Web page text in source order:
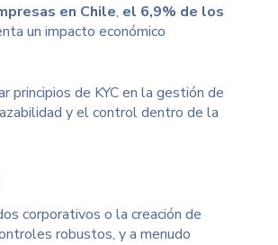
en Chile, el 6,9% de los
un impacto económico
principios de KYC en la gestión de
y el control dentro de la
corporativos o la creación de
robustos, y a menudo